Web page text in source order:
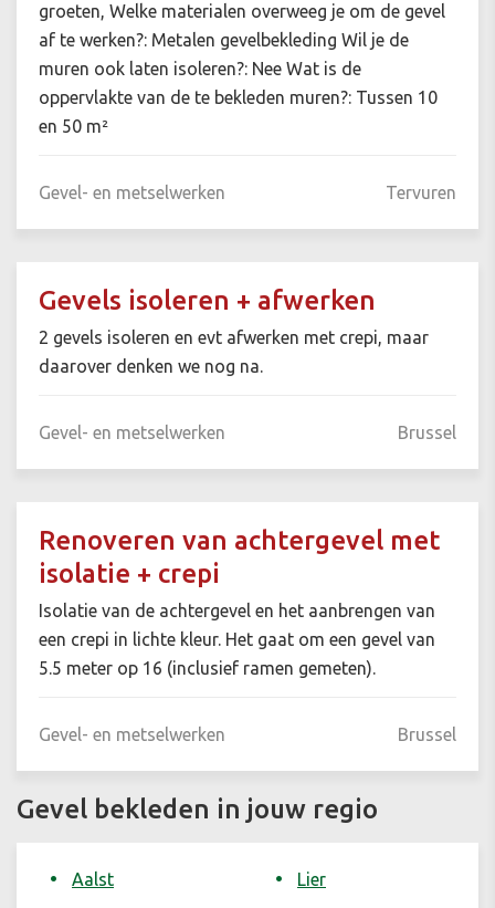
groeten, Welke materialen overweeg je om de gevel
af te werken?: Metalen gevelbekleding Wil je de
muren ook laten isoleren?: Nee Wat is de
oppervlakte van de te bekleden muren?: Tussen 10
en 50 m²
Gevel- en metselwerken Tervuren
Gevels isoleren + afwerken
2 gevels isoleren en evt afwerken met crepi, maar
daarover denken we nog na.
Gevel- en metselwerken Brussel
Renoveren van achtergevel met
isolatie + crepi
Isolatie van de achtergevel en het aanbrengen van
een crepi in lichte kleur. Het gaat om een gevel van
5.5 meter op 16 (inclusief ramen gemeten).
Gevel- en metselwerken Brussel
Gevel bekleden in jouw regio
Aalst
Lier